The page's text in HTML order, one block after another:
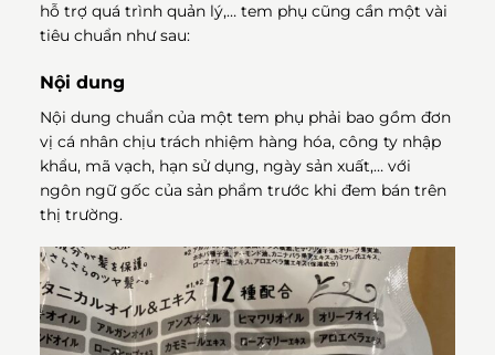
hỗ trợ quá trình quản lý,… tem phụ cũng cần một vài
tiêu chuẩn như sau:
Nội dung
Nội dung chuẩn của một tem phụ phải bao gồm đơn
vị cá nhân chịu trách nhiệm hàng hóa, công ty nhập
khẩu, mã vạch, hạn sử dụng, ngày sản xuất,… với
ngôn ngữ gốc của sản phẩm trước khi đem bán trên
thị trường.